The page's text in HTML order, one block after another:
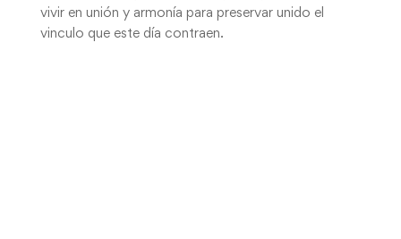
vivir en unión y armonía para preservar unido el
vinculo que este día contraen.